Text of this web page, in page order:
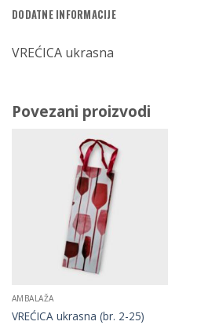
DODATNE INFORMACIJE
VREĆICA ukrasna
Povezani proizvodi
AMBALAŽA
VREĆICA ukrasna (br. 2-25)